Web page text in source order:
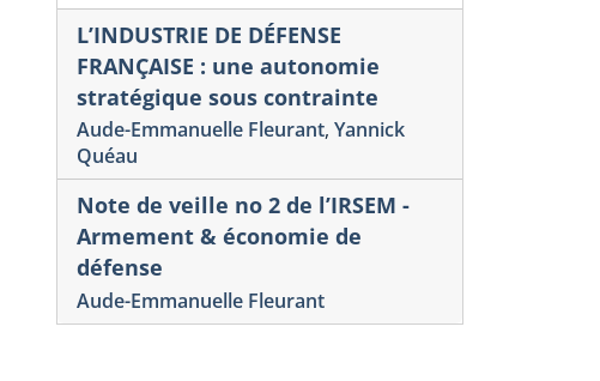
L’INDUSTRIE DE DÉFENSE
FRANÇAISE : une autonomie
stratégique sous contrainte
Aude-Emmanuelle Fleurant, Yannick
Quéau
Note de veille no 2 de l’IRSEM -
Armement & économie de
défense
Aude-Emmanuelle Fleurant